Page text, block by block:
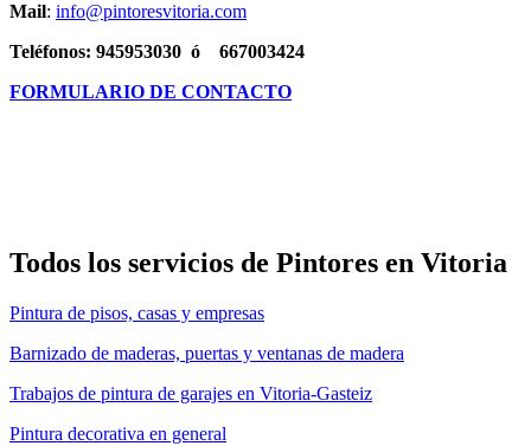
Mail: info@pintoresvitoria.com
Teléfonos: 945953030 ó 667003424
FORMULARIO DE CONTACTO
Todos los servicios de Pintores en Vitoria
Pintura de pisos, casas y empresas
Barnizado de maderas, puertas y ventanas de madera
Trabajos de pintura de garajes en Vitoria-Gasteiz
Pintura decorativa en general